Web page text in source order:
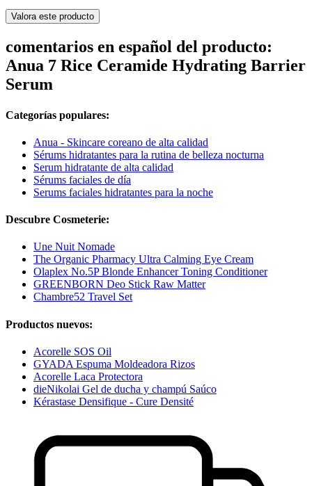
Valora este producto
comentarios en español del producto:
Anua 7 Rice Ceramide Hydrating Barrier
Serum
Categorías populares:
Anua - Skincare coreano de alta calidad
Sérums hidratantes para la rutina de belleza nocturna
Serum hidratante de alta calidad
Sérums faciales de día
Serums faciales hidratantes para la noche
Descubre Cosmeterie:
Une Nuit Nomade
The Organic Pharmacy Ultra Calming Eye Cream
Olaplex No.5P Blonde Enhancer Toning Conditioner
GREENBORN Deo Stick Raw Matter
Chambre52 Travel Set
Productos nuevos:
Acorelle SOS Oil
GYADA Espuma Moldeadora Rizos
Acorelle Laca Protectora
dieNikolai Gel de ducha y champú Saúco
Kérastase Densifique - Cure Densité